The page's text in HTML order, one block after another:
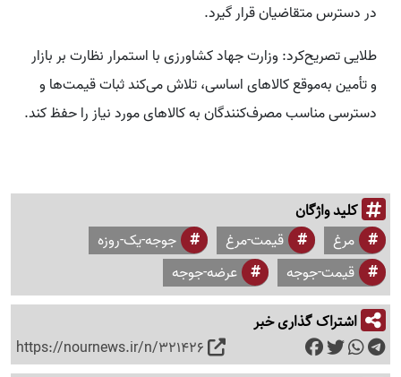
در دسترس متقاضیان قرار گیرد.
طلایی تصریح‌کرد: وزارت جهاد کشاورزی با استمرار نظارت بر بازار
و تأمین به‌موقع کالاهای اساسی، تلاش می‌کند ثبات قیمت‌ها و
دسترسی مناسب مصرف‌کنندگان به کالاهای مورد نیاز را حفظ کند.
کلید واژگان
مرغ قیمت-مرغ
جوجه-یک-روزه
قیمت-جوجه
عرضه-جوجه
اشتراک گذاری خبر
https://nournews.ir/n/321426